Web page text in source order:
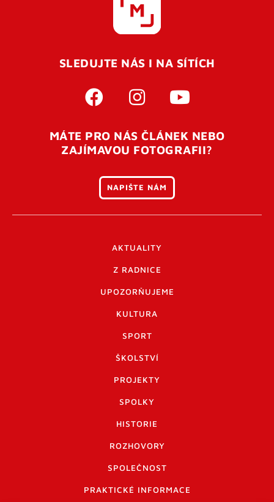
SLEDUJTE NÁS I NA SÍTÍCH
MÁTE PRO NÁS ČLÁNEK NEBO
ZAJÍMAVOU FOTOGRAFII?
NAPIŠTE NÁM
AKTUALITY
Z RADNICE
UPOZORŇUJEME
KULTURA
SPORT
ŠKOLSTVÍ
PROJEKTY
SPOLKY
HISTORIE
ROZHOVORY
SPOLEČNOST
PRAKTICKÉ INFORMACE